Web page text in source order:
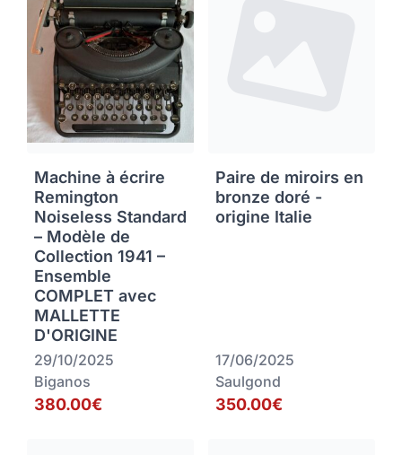
Machine à écrire
Remington
Noiseless Standard
– Modèle de
Collection 1941 –
Ensemble
COMPLET avec
MALLETTE
D'ORIGINE
29/10/2025
Biganos
380.00€
Paire de miroirs en
bronze doré -
origine Italie
17/06/2025
Saulgond
350.00€